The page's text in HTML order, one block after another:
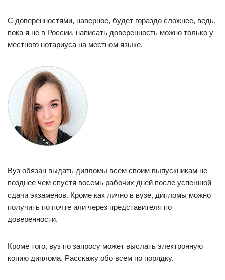
С доверенностями, наверное, будет гораздо сложнее, ведь,
пока я не в России, написать доверенность можно только у
местного нотариуса на местном языке.
Вуз обязан выдать дипломы всем своим выпускникам не
позднее чем спустя восемь рабочих дней после успешной
сдачи экзаменов. Кроме как лично в вузе, дипломы можно
получить по почте или через представителя по
доверенности.
Кроме того, вуз по запросу может выслать электронную
копию диплома. Расскажу обо всем по порядку.